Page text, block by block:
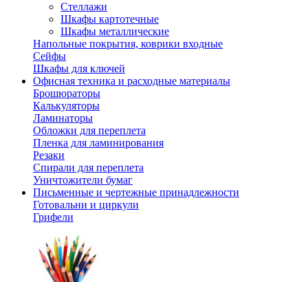
Стеллажи
Шкафы картотечные
Шкафы металлические
Напольные покрытия, коврики входные
Сейфы
Шкафы для ключей
Офисная техника и расходные материалы
Брошюраторы
Калькуляторы
Ламинаторы
Обложки для переплета
Пленка для ламинирования
Резаки
Спирали для переплета
Уничтожители бумаг
Письменные и чертежные принадлежности
Готовальни и циркули
Грифели